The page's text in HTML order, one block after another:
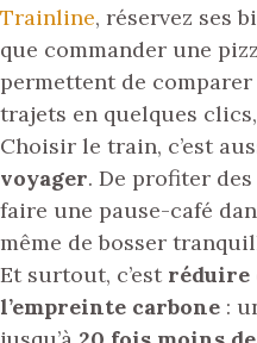
Trainline, réservez ses
que commander une
permettent de
trajets en quelques
Choisir le train, c’est
voyager. De profiter
faire une pause-café
même de bosser
Et surtout, c’est réduire
l’empreinte carbone :